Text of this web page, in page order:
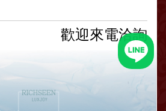
歡迎來電洽詢